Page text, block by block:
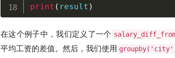
print ( result )
在这个例子中，我们定义了一个
平均工资的差值。然后，我们使用